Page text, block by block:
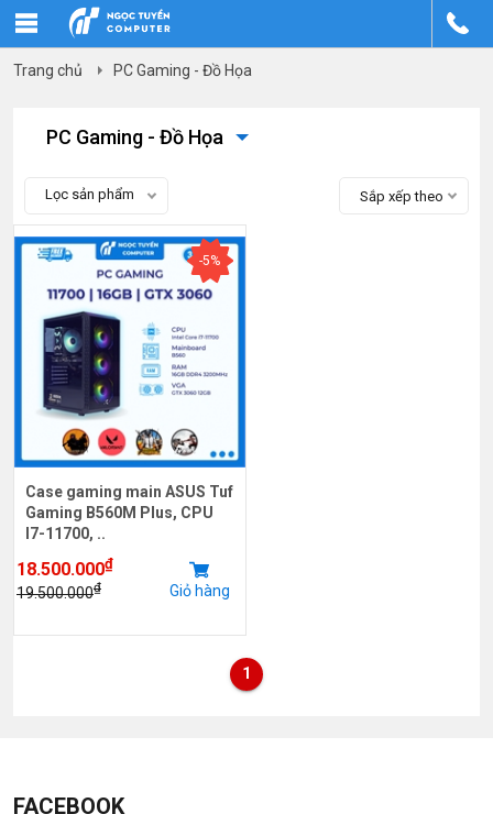
Trang chủ PC Gaming - Đồ Họa
PC Gaming - Đồ Họa
Lọc sản phẩm Sắp xếp theo
-5%
Case gaming main ASUS Tuf
Gaming B560M Plus, CPU
I7-11700, ..
18.500.000₫
19.500.000₫ Giỏ hàng
1
FACEBOOK